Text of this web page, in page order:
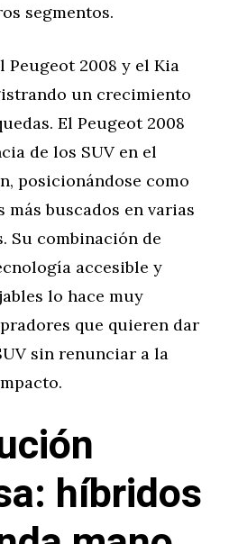
segmentos.
Peugeot 2008 y el Kia
un crecimiento
El Peugeot 2008
de los SUV en el
posicionándose como
buscados en varias
Su combinación de
accesible y
lo hace muy
que quieren dar
sin renunciar a la
híbridos